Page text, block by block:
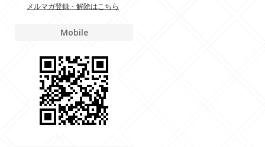
メルマガ登録・解除はこちら
Mobile